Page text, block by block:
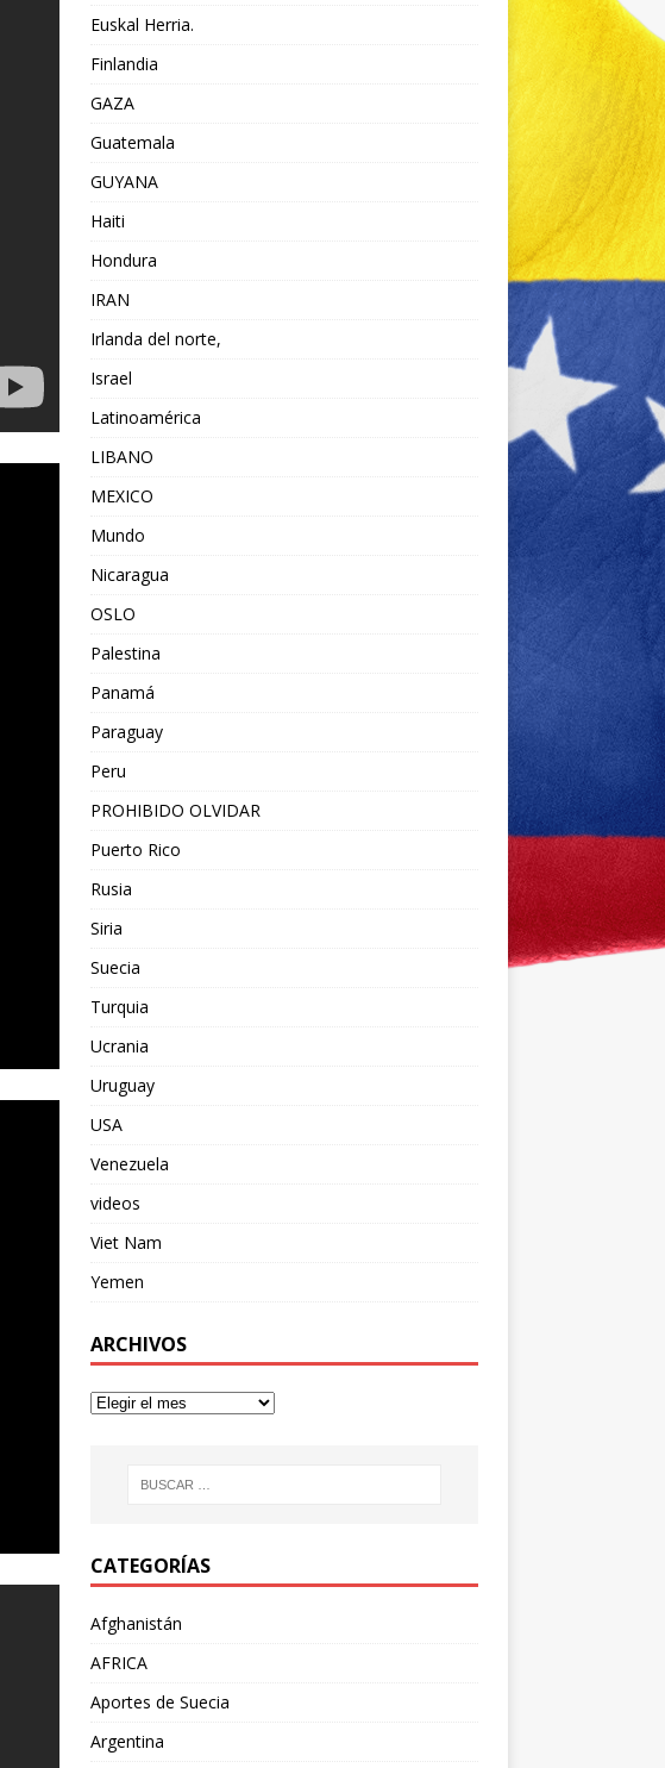
Euskal Herria.
Finlandia
GAZA
Guatemala
GUYANA
Haiti
Hondura
IRAN
Irlanda del norte,
Israel
Latinoamérica
LIBANO
MEXICO
Mundo
Nicaragua
OSLO
Palestina
Panamá
Paraguay
Peru
PROHIBIDO OLVIDAR
Puerto Rico
Rusia
Siria
Suecia
Turquia
Ucrania
Uruguay
USA
Venezuela
videos
Viet Nam
Yemen
ARCHIVOS
CATEGORÍAS
Afghanistán
AFRICA
Aportes de Suecia
Argentina